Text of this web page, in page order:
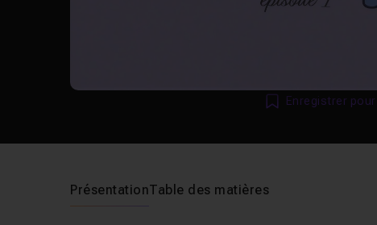
Enregistrer
PrésentationTable des matières